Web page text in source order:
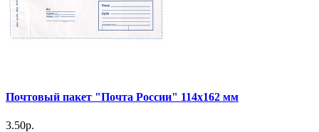
Почтовый пакет "Почта России" 114х162 мм
3.50р.